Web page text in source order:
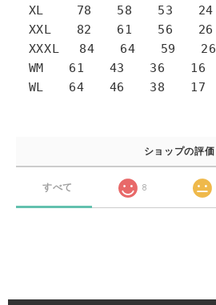
XL 78 58 53 24
XXL 82 61 56 26
XXXL 84 64 59 26
WM 61 43 36 16
WL 64 46 38 17
ショップの評価
すべて 8